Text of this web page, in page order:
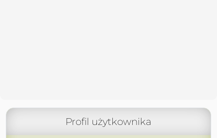
Profil użytkownika